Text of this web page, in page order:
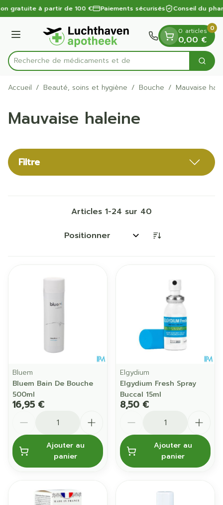
Aller au contenu
1 de 1
gratuite à partir de 100 € Paiements sécurisés Conseil du
Menu
Rechercher
Recherche d
0 articles
0,00 €
0
Accueil / Beauté, soins et hygiène / Bouche / Mauvaise
Mauvaise haleine
Filtre
Articles 1-24 sur 40
Trier par:
Bluem
Bluem Bain De Bouche
500ml
16,95 €
Ajouter au
panier
Elgydium
Elgydium Fresh Spray
Buccal 15ml
8,50 €
Ajouter au
panier